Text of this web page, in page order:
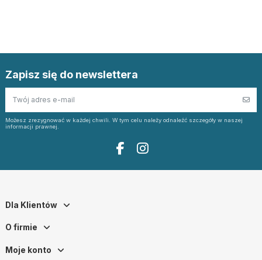
Zapisz się do newslettera
Możesz zrezygnować w każdej chwili. W tym celu należy odnaleźć szczegóły w naszej
informacji prawnej.
Dla Klientów
O firmie
Moje konto